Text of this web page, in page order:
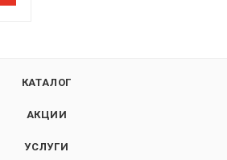
КАТАЛОГ
АКЦИИ
УСЛУГИ